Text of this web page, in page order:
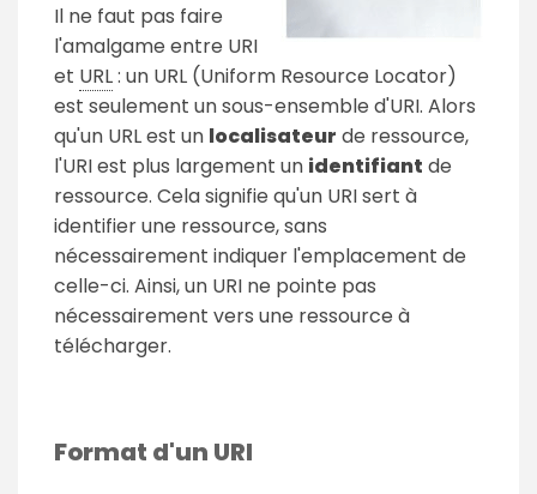
Il ne faut pas faire
l'amalgame entre URI
et URL: un URL (Uniform Resource Locator)
est seulement un sous-ensemble d'URI. Alors
qu'un URL est un localisateur de ressource,
l'URI est plus largement un identifiant de
ressource. Cela signifie qu'un URI sert à
identifier une ressource, sans
nécessairement indiquer l'emplacement de
celle-ci. Ainsi, un URI ne pointe pas
nécessairement vers une ressource à
télécharger.
Format d'un URI